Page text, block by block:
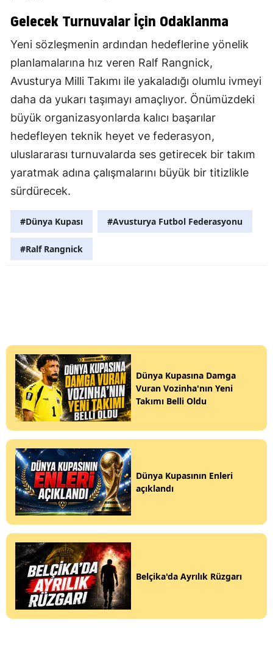
Gelecek Turnuvalar İçin Odaklanma
Yeni sözleşmenin ardından hedeflerine yönelik
planlamalarına hız veren Ralf Rangnick,
Avusturya Milli Takımı ile yakaladığı olumlu ivmeyi
daha da yukarı taşımayı amaçlıyor. Önümüzdeki
büyük organizasyonlarda kalıcı başarılar
hedefleyen teknik heyet ve federasyon,
uluslararası turnuvalarda ses getirecek bir takım
yaratmak adına çalışmalarını büyük bir titizlikle
sürdürecek.
#Dünya Kupası #Avusturya Futbol Federasyonu
#Ralf Rangnick
Dünya Kupasına Damga
Vuran Vozinha'nın Yeni
Takımı Belli Oldu
Dünya Kupasının Enleri
açıklandı
Belçika'da Ayrılık Rüzgarı